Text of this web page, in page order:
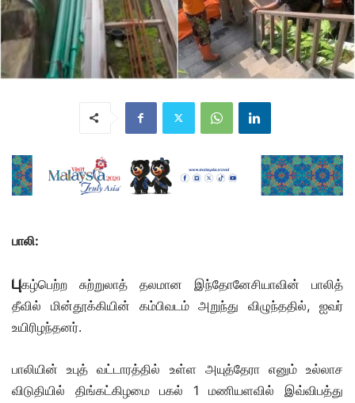
பாலி:
புகழ்பெற்ற சுற்றுலாத் தலமான இந்தோனேசியாவின் பாலித்
தீவில் மின்தூக்கியின் கம்பிவடம் அறுந்து விழுந்ததில், ஐவர்
உயிரிழந்தனர்.
பாலியின் உபுத் வட்டாரத்தில் உள்ள அயுத்தேரா எனும் உல்லாச
விடுதியில் திங்கட்கிழமை பகல் 1 மணியளவில் இவ்விபத்து